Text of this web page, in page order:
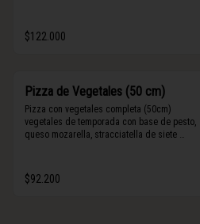
$122.000
Pizza de Vegetales (50 cm)
Pizza con vegetales completa (50cm)
vegetales de temporada con base de pesto,
queso mozarella, stracciatella de siete
padano y albahaca fresca.
$92.200